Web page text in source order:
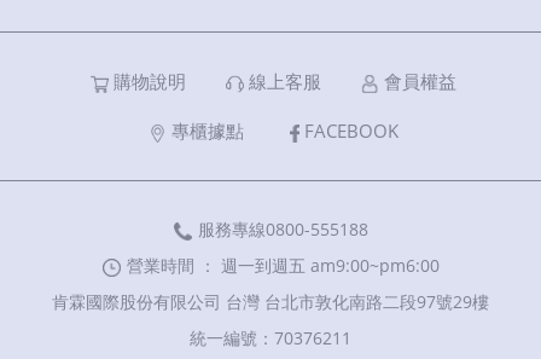
購物說明 線上客服 會員權益
專櫃據點 FACEBOOK
服務專線0800-555188
營業時間 ： 週一到週五 am9:00~pm6:00
肯霖國際股份有限公司 台灣 台北市敦化南路二段97號29樓
統一編號：70376211